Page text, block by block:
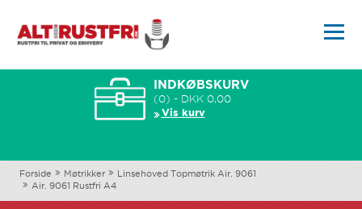
INDKØBSKURV
(0) - DKK 0,00
Vis kurv
Forside Møtrikker
Linsehoved Topmøtrik Air. 9061
Air. 9061 Rustfri A4